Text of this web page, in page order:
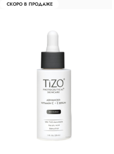
СКОРО В ПРОДАЖЕ